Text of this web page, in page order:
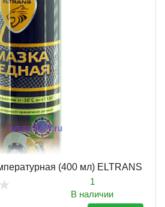
(400 мл) ELTRANS
1
В наличии